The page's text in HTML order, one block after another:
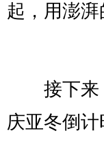
起，用澎
接下来，
庆亚冬倒